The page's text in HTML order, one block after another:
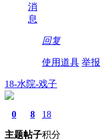
消
息
回复
使用道具 举报
18-水院-戏子
0
主题
8
帖子
18
积分